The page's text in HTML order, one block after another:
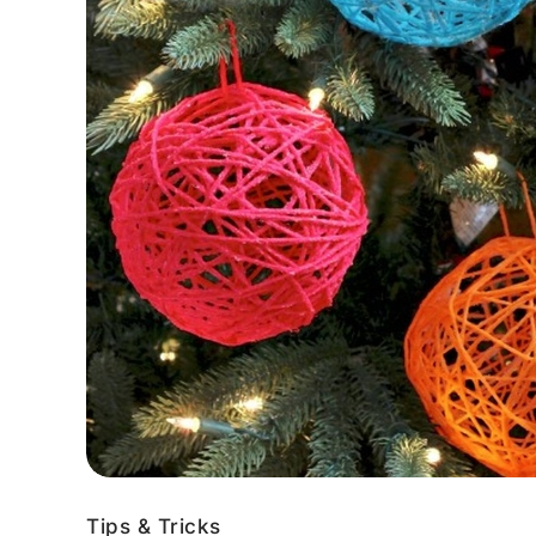
Tips & Tricks